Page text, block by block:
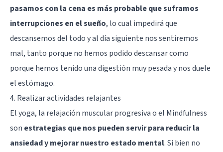
pasamos con la cena es más probable que suframos
interrupciones en el sueño, lo cual impedirá que
descansemos del todo y al día siguiente nos sentiremos
mal, tanto porque no hemos podido descansar como
porque hemos tenido una digestión muy pesada y nos duele
el estómago.
4. Realizar actividades relajantes
El yoga, la relajación muscular progresiva o el Mindfulness
son estrategias que nos pueden servir para reducir la
ansiedad y mejorar nuestro estado mental. Si bien no